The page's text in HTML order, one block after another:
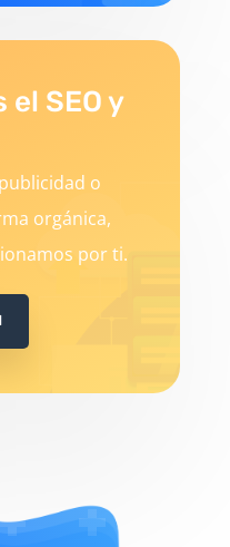
SEO y
o
orgánica,
por ti.